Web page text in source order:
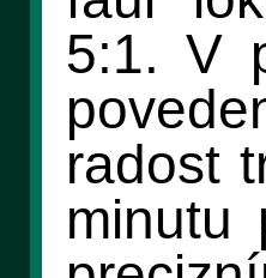
5:1. V
radost
minutu